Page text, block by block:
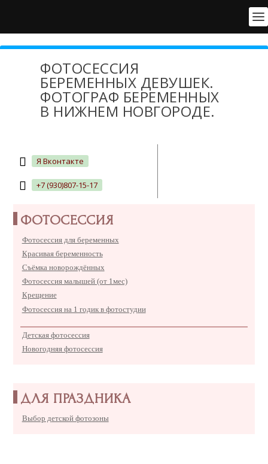
ФОТОСЕССИЯ
БЕРЕМЕННЫХ ДЕВУШЕК.
ФОТОГРАФ БЕРЕМЕННЫХ
В НИЖНЕМ НОВГОРОДЕ.
Я Вконтакте
+7 (930)807-15-17
ФОТОСЕССИЯ
Фотосессия для беременных
Красивая беременность
Съёмка новорождённых
Фотосессия малышей (от 1мес)
Крещение
Фотосессия на 1 годик в фотостудии
Детская фотосессия
Новогодняя фотосессия
ДЛЯ ПРАЗДНИКА
Выбор детской фотозоны